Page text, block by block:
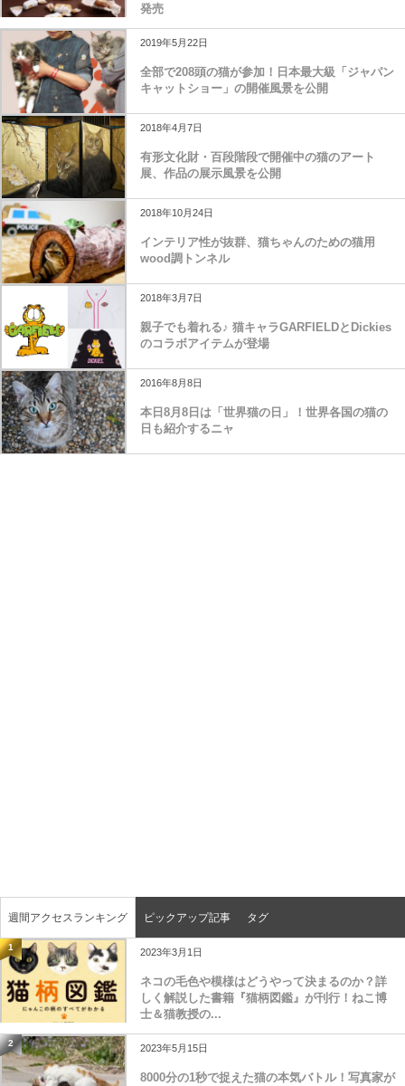
発売
2019年5月22日
全部で208頭の猫が参加！日本最大級「ジャパン
キャットショー」の開催風景を公開
2018年4月7日
有形文化財・百段階段で開催中の猫のアート
展、作品の展示風景を公開
2018年10月24日
インテリア性が抜群、猫ちゃんのための猫用
wood調トンネル
2018年3月7日
親子でも着れる♪ 猫キャラGARFIELDとDickies
のコラボアイテムが登場
2016年8月8日
本日8月8日は「世界猫の日」！世界各国の猫の
日も紹介するニャ
週間アクセスランキング ピックアップ記事 タグ
1 2023年3月1日
ネコの毛色や模様はどうやって決まるのか？詳
しく解説した書籍『猫柄図鑑』が刊行！ねこ博
士＆猫教授の...
2 2023年5月15日
8000分の1秒で捉えた猫の本気バトル！写真家が